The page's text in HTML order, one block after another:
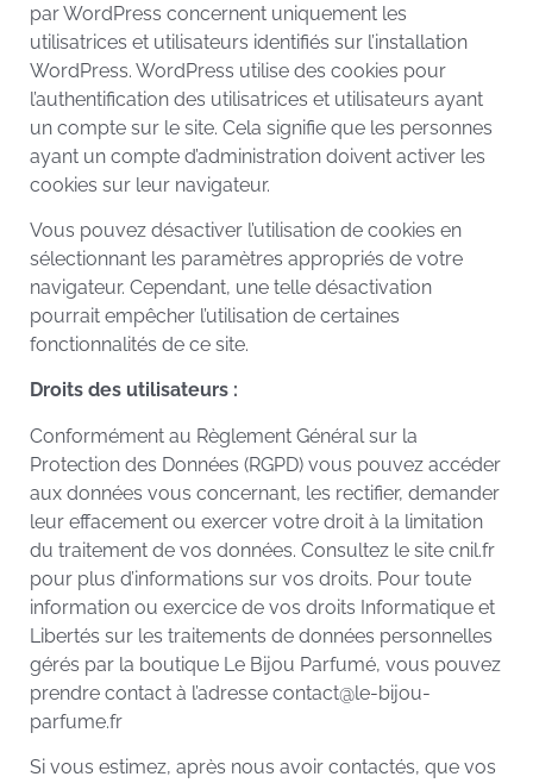
par WordPress concernent uniquement les
utilisatrices et utilisateurs identifiés sur l’installation
WordPress. WordPress utilise des cookies pour
l’authentification des utilisatrices et utilisateurs ayant
un compte sur le site. Cela signifie que les personnes
ayant un compte d’administration doivent activer les
cookies sur leur navigateur.
Vous pouvez désactiver l’utilisation de cookies en
sélectionnant les paramètres appropriés de votre
navigateur. Cependant, une telle désactivation
pourrait empêcher l’utilisation de certaines
fonctionnalités de ce site.
Droits des utilisateurs :
Conformément au Règlement Général sur la
Protection des Données (RGPD) vous pouvez accéder
aux données vous concernant, les rectifier, demander
leur effacement ou exercer votre droit à la limitation
du traitement de vos données. Consultez le site cnil.fr
pour plus d’informations sur vos droits. Pour toute
information ou exercice de vos droits Informatique et
Libertés sur les traitements de données personnelles
gérés par la boutique Le Bijou Parfumé, vous pouvez
prendre contact à l’adresse contact@le-bijou-
parfume.fr
Si vous estimez, après nous avoir contactés, que vos